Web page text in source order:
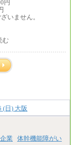
いません。
いません。
む
(日) 大阪
業
体幹機能障がい